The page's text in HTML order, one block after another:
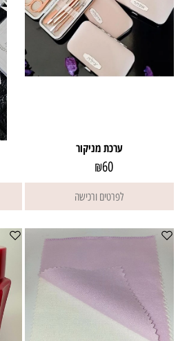
ערכת מניקור
₪60
לפרטים ורכישה